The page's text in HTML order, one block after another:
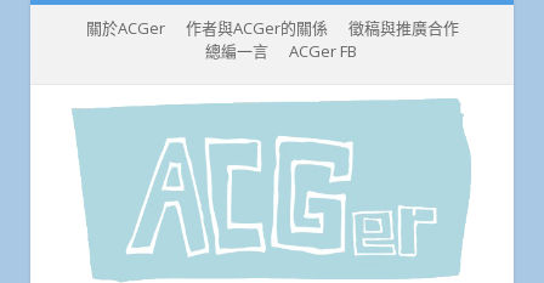
關於ACGer 作者與ACGer的關係
徵稿與推廣合作
總編一言
ACGer FB